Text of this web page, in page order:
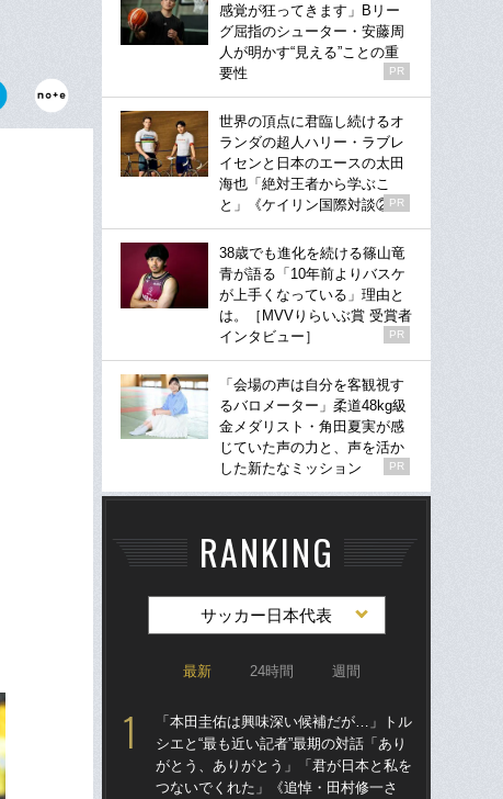
感覚が狂ってきます」Bリー
グ屈指のシューター・安藤周
人が明かす“見える”ことの重
要性
PR
世界の頂点に君臨し続けるオ
ランダの超人ハリー・ラブレ
イセンと日本のエースの太田
海也「絶対王者から学ぶこ
と」《ケイリン国際対談②》
PR
38歳でも進化を続ける篠山竜
青が語る「10年前よりバスケ
が上手くなっている」理由と
は。［MVVりらいぶ賞 受賞者
インタビュー］
PR
「会場の声は自分を客観視す
るバロメーター」柔道48kg級
金メダリスト・角田夏実が感
じていた声の力と、声を活か
した新たなミッション
PR
RANKING
サッカー日本代表
最新 24時間 週間
「本田圭佑は興味深い候補だが…」トル
シエと“最も近い記者”最期の対話「あり
がとう、ありがとう」「君が日本と私を
つないでくれた」《追悼・田村修一さ